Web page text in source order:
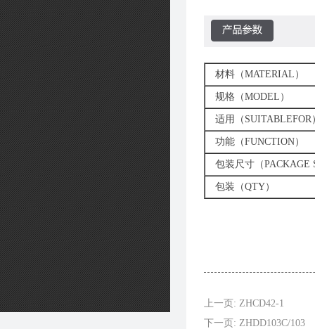
材料（MATERIAL）
规格（MODEL）
适用（SUITABLEFOR
功能（FUNCTION）
包装尺寸（PACKAGE
包装（QTY）
上一页: ZHCD42-1
下一页: ZHDD103C/103